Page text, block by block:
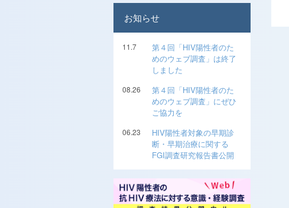
お知らせ
11.7
第４回「HIV陽性者のた
めのウェブ調査」は終了
しました
08.26
第４回「HIV陽性者のた
めのウェブ調査」にぜひ
ご協力を
06.23
HIV陽性者対象の早期診
断・早期治療に関する
FGI調査研究報告書公開